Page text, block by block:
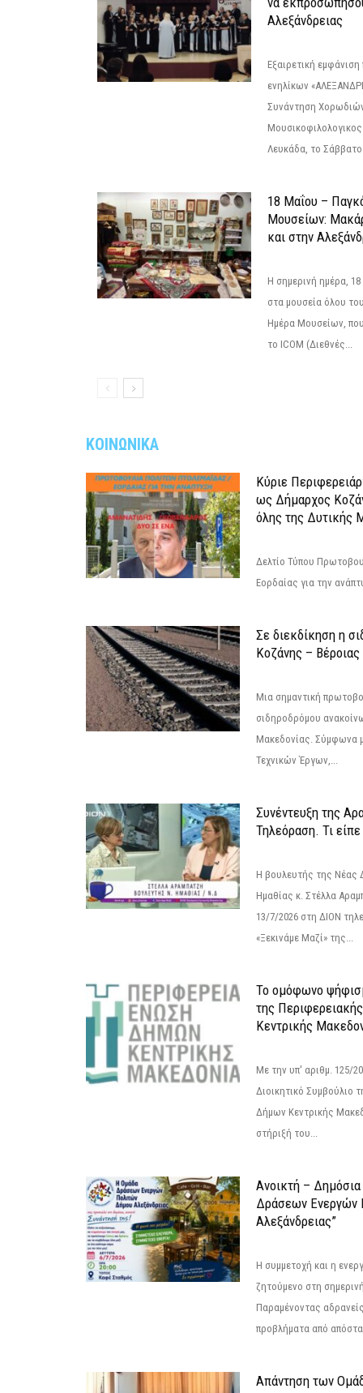
Αλεξάνδρειας
Εξαιρετική
ενηλίκων
Συνάντηση
Λευκάδα, το
18 Μαΐου –
Μουσείων:
και στην
Η σημερινή ημέρα,
στα μουσεία όλου
Ημέρα Μουσείων,
το ICOM (Διεθνές...
ΚΟΙΝΩΝΙΚΑ
Κύριε
ως Δήμαρχος
όλης της Δυτικής
Δελτίο Τύπου
Εορδαίας για την
Σε διεκδίκηση η
Κoζάνης –
Μια σημαντική
σιδηροδρόμου
Μακεδονίας. Σύμφωνα
Τεχνικών Έργων,...
Συνέντευξη της
Τηλεόραση. Τι
Η βουλευτής της Νέας
Ημαθίας κ. Στέλλα
13/7/2026 στη ΔΙΟΝ
«Ξεκινάμε Μαζί» της...
Το ομόφωνο
της
Κεντρικής
Με την υπ' αριθμ. 125/
Διοικητικό Συμβούλιο
Δήμων Κεντρικής
στήριξή του...
Ανοικτή –
Δράσεων Eνεργών
Αλεξάνδρειας”
Η συμμετοχή και η
ζητούμενο στη
Παραμένοντας
προβλήματα από
Απάντηση των